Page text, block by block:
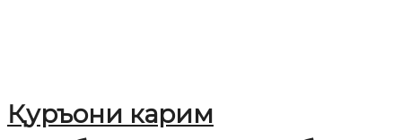
Қуръони карим